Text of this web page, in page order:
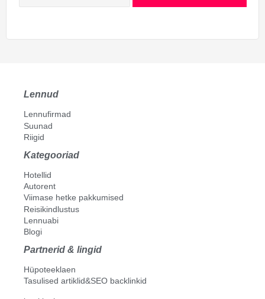
Lennud
Lennufirmad
Suunad
Riigid
Kategooriad
Hotellid
Autorent
Viimase hetke pakkumised
Reisikindlustus
Lennuabi
Blogi
Partnerid & lingid
Hüpoteeklaen
Tasulised artiklid&SEO backlinkid